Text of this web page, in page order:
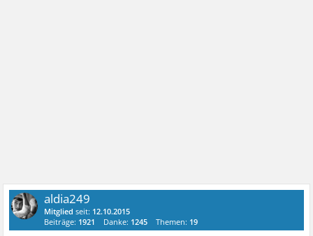
aldia249
Mitglied seit: 12.10.2015
Beiträge: 1921 Danke: 1245 Themen: 19